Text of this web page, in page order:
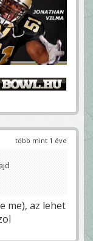
több mint 1 éve
me), az lehet